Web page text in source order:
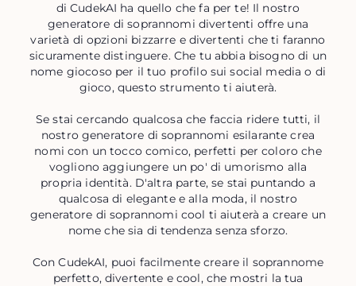
di CudekAI ha quello che fa per te! Il nostro
generatore di soprannomi divertenti offre una
varietà di opzioni bizzarre e divertenti che ti faranno
sicuramente distinguere. Che tu abbia bisogno di un
nome giocoso per il tuo profilo sui social media o di
gioco, questo strumento ti aiuterà.
Se stai cercando qualcosa che faccia ridere tutti, il
nostro generatore di soprannomi esilarante crea
nomi con un tocco comico, perfetti per coloro che
vogliono aggiungere un po' di umorismo alla
propria identità. D'altra parte, se stai puntando a
qualcosa di elegante e alla moda, il nostro
generatore di soprannomi cool ti aiuterà a creare un
nome che sia di tendenza senza sforzo.
Con CudekAI, puoi facilmente creare il soprannome
perfetto, divertente e cool, che mostri la tua